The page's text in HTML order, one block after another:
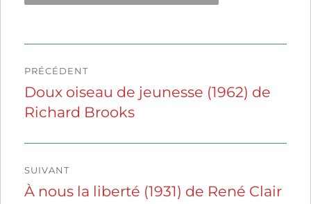
de
l’article
PRÉCÉDENT
Publication
précédente :
Doux oiseau de jeunesse (1962) de
Richard Brooks
SUIVANT
Publication
À nous la liberté (1931) de René Clair